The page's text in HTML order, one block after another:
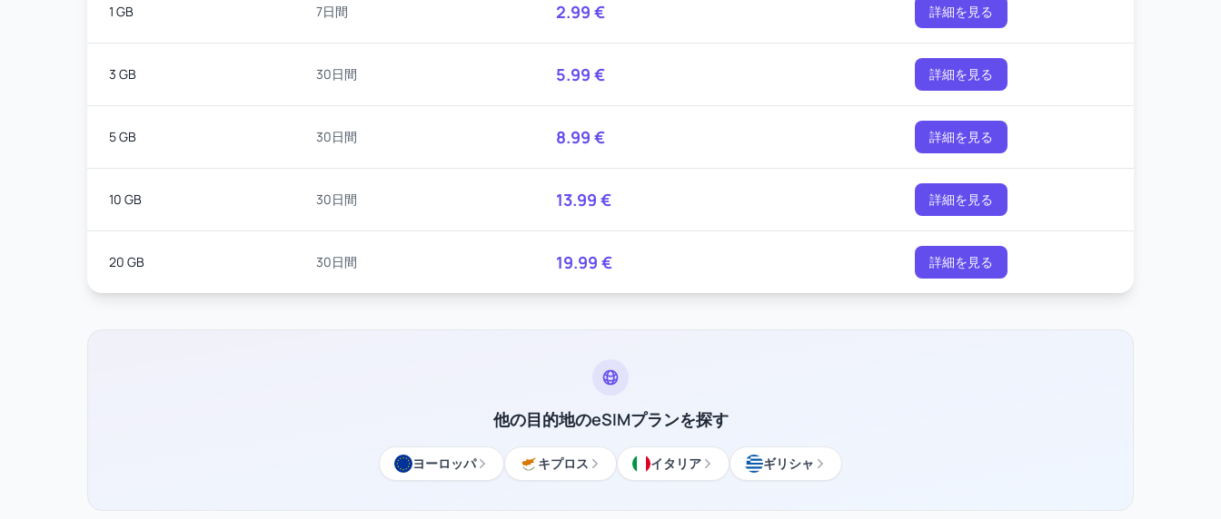
1 GB 7日間 2.99 € 詳細を見る
3 GB 30日間 5.99 € 詳細を見る
5 GB 30日間 8.99 € 詳細を見る
10 GB 30日間 13.99 € 詳細を見る
20 GB 30日間 19.99 € 詳細を見る
他の目的地のeSIMプランを探す
ヨーロッパ キプロス イタリア ギリシャ